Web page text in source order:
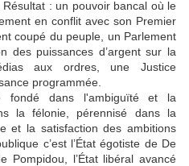
: un pouvoir bancal où le
en conflit avec son Premier
coupé du peuple, un Parlement
des puissances d’argent sur la
aux ordres, une Justice
programmée.
fondé dans l'ambiguïté et la
la félonie, pérennisé dans la
et la satisfaction des ambitions
c’est l’État égotiste de De
Pompidou, l’État libéral avancé